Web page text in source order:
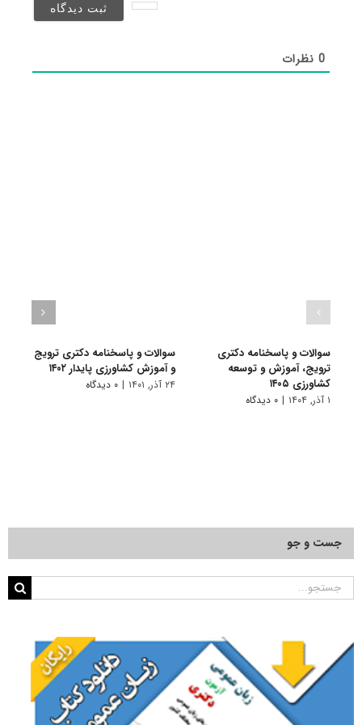
0نظرات
سوالات و پاسخنامه دکتری
ترویج، آموزش و توسعه
کشاورزی ۱۴۰۵
۱ آذر, ۱۴۰۴ | ۰ دیدگاه
سوالات و پاسخنامه دکتری ترویج
و آموزش کشاورزی پایدار ۱۴۰۲
۲۴ آذر, ۱۴۰۱ | ۰ دیدگاه
جست و جو
جستجو